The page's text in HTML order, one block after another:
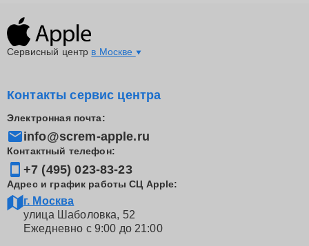
Сервисный центр в Москве
Контакты сервис центра
Электронная почта:
info@screm-apple.ru
Контактный телефон:
+7 (495) 023-83-23
Адрес и график работы СЦ Apple:
г. Москва
улица Шаболовка, 52
Ежедневно с 9:00 до 21:00